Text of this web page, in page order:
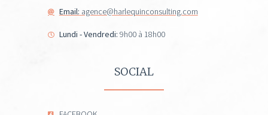
Email: agence@harlequinconsulting.com
Lundi - Vendredi: 9h00 à 18h00
SOCIAL